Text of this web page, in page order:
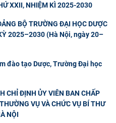
XXII, NHIỆM KÌ 2025-2030
BỘ TRƯỜNG ĐẠI HỌC DƯỢC
2025–2030 (Hà Nội, ngày 20–
đào tạo Dược, Trường Đại học
CHỈ ĐỊNH ỦY VIÊN BAN CHẤP
VỤ VÀ CHỨC VỤ BÍ THƯ
NỘI